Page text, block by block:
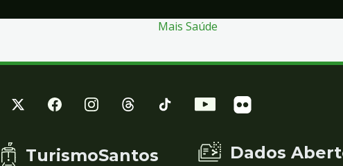
Mais Saúde
TurismoSantos Dados